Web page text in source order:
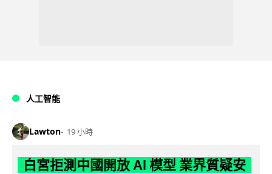
人工智能
Lawton 19 小時
白宮拒測中國開放 AI 模型 業界質疑安